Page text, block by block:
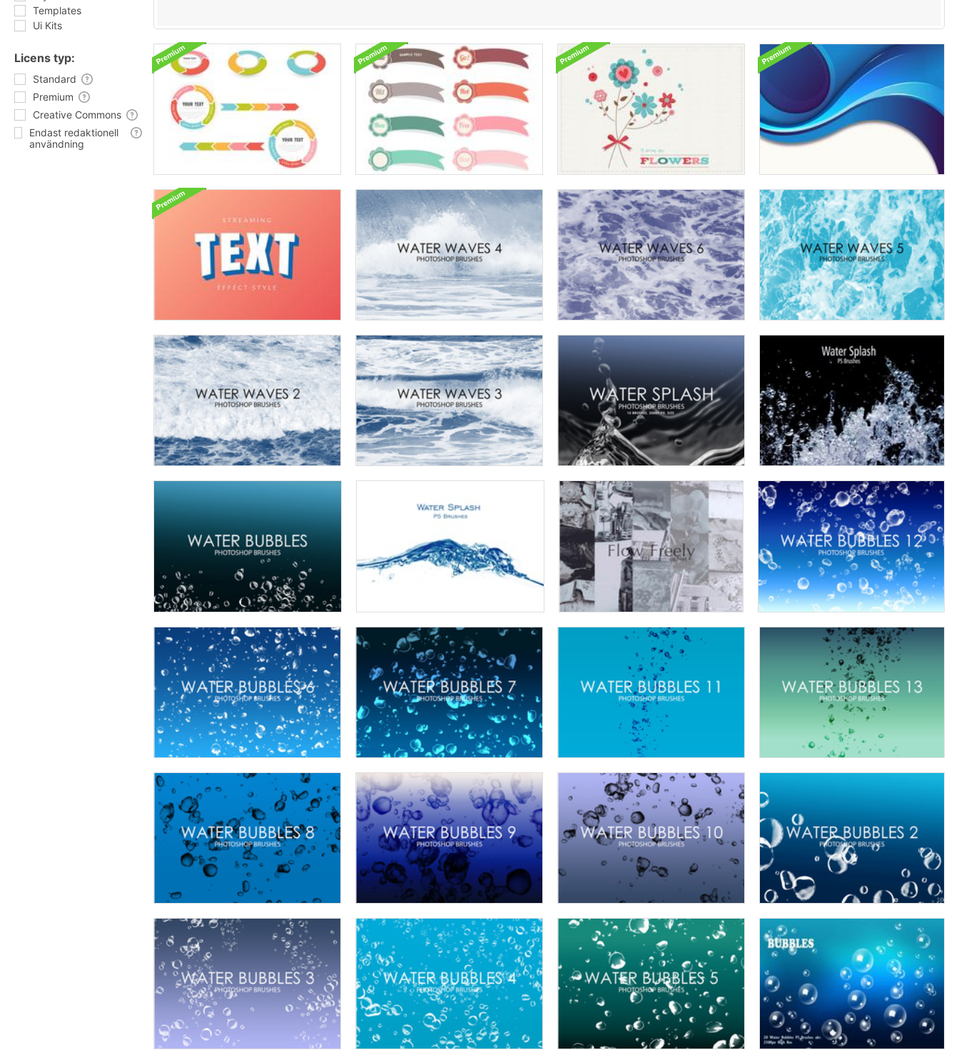
Templates
Ui Kits
Licens typ:
Standard
Premium
Creative Commons
Endast redaktionell
användning